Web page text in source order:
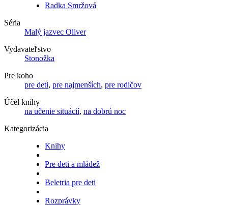
Radka Smržová
Séria
Malý jazvec Oliver
Vydavateľstvo
Stonožka
Pre koho
pre deti, pre najmenších, pre rodičov
Účel knihy
na učenie situácií, na dobrú noc
Kategorizácia
Knihy
Pre deti a mládež
Beletria pre deti
Rozprávky